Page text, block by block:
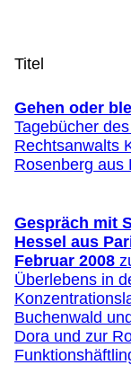
Titel
Gehen oder
Tagebücher
Rechtsanwalts
Rosenberg aus
Gespräch mit
Hessel aus
Februar 2008
Überlebens in
Buchenwald
Dora und zur